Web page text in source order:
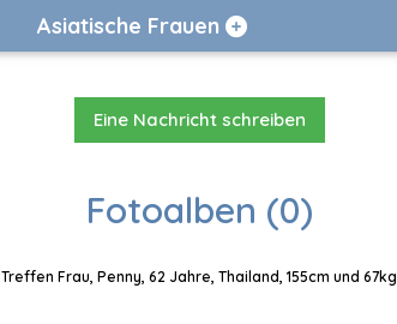
Asiatische Frauen
Eine Nachricht schreiben
Fotoalben (0)
Treffen Frau, Penny, 62 Jahre, Thailand, 155cm und 67kg